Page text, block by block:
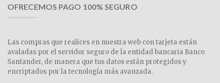
OFRECEMOS PAGO 100% SEGURO
Las compras que realices en nuestra web con tarjeta están
avaladas por el servidor seguro de la entidad bancaria Banco
Santander, de manera que tus datos están protegidos y
encriptados por la tecnología más avanzada.